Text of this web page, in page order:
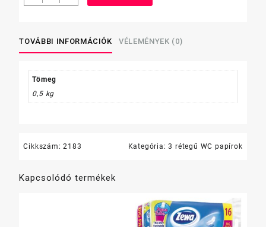
egészségügyi
Prémium
extrasoft
3
r.
fehér
mennyiség
TOVÁBBI INFORMÁCIÓK VÉLEMÉNYEK (0)
Tömeg
0,5 kg
Cikkszám:2183 Kategória:3 rétegű WC papírok
Kapcsolódó termékek